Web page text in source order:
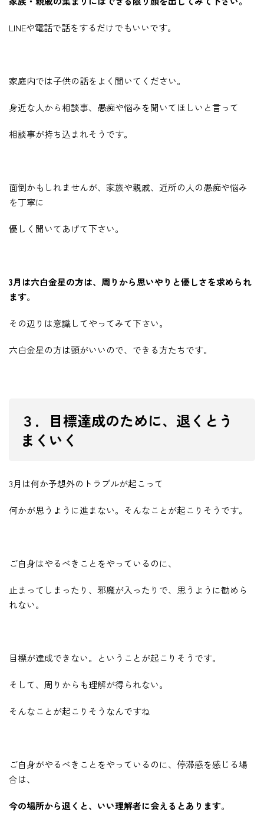
LINEや電話で話をするだけでもいいです。
家庭内では子供の話をよく聞いてください。
身近な人から相談事、愚痴や悩みを聞いてほしいと言って
相談事が持ち込まれそうです。
面倒かもしれませんが、家族や親戚、近所の人の愚痴や悩み
を丁寧に
優しく聞いてあげて下さい。
3月は六白金星の方は、周りから思いやりと優しさを求められ
ます。
その辺りは意識してやってみて下さい。
六白金星の方は頭がいいので、できる方たちです。
３．目標達成のために、退くとう
まくいく
3月は何か予想外のトラブルが起こって
何かが思うように進まない。そんなことが起こりそうです。
ご自身はやるべきことをやっているのに、
止まってしまったり、邪魔が入ったりで、思うように勧めら
れない。
目標が達成できない。ということが起こりそうです。
そして、周りからも理解が得られない。
そんなことが起こりそうなんですね
ご自身がやるべきことをやっているのに、停滞感を感じる場
合は、
今の場所から退くと、いい理解者に会えるとあります。